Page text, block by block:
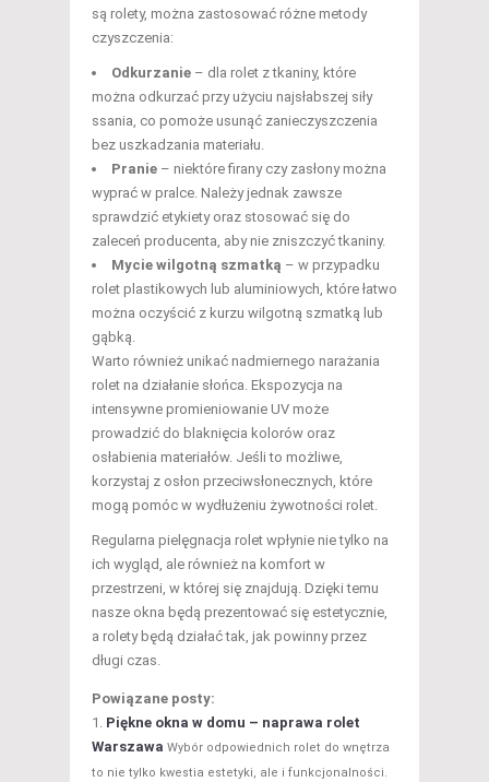
są rolety, można zastosować różne metody
czyszczenia:
Odkurzanie – dla rolet z tkaniny, które
można odkurzać przy użyciu najsłabszej siły
ssania, co pomoże usunąć zanieczyszczenia
bez uszkadzania materiału.
Pranie – niektóre firany czy zasłony można
wyprać w pralce. Należy jednak zawsze
sprawdzić etykiety oraz stosować się do
zaleceń producenta, aby nie zniszczyć tkaniny.
Mycie wilgotną szmatką – w przypadku
rolet plastikowych lub aluminiowych, które łatwo
można oczyścić z kurzu wilgotną szmatką lub
gąbką.
Warto również unikać nadmiernego narażania
rolet na działanie słońca. Ekspozycja na
intensywne promieniowanie UV może
prowadzić do blaknięcia kolorów oraz
osłabienia materiałów. Jeśli to możliwe,
korzystaj z osłon przeciwsłonecznych, które
mogą pomóc w wydłużeniu żywotności rolet.
Regularna pielęgnacja rolet wpłynie nie tylko na
ich wygląd, ale również na komfort w
przestrzeni, w której się znajdują. Dzięki temu
nasze okna będą prezentować się estetycznie,
a rolety będą działać tak, jak powinny przez
długi czas.
Powiązane posty:
Piękne okna w domu – naprawa rolet
Warszawa Wybór odpowiednich rolet do wnętrza
to nie tylko kwestia estetyki, ale i funkcjonalności.